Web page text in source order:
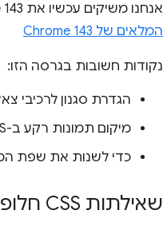
אנחנו משיקים עכשיו את Chrome 143, ובמאמר הזה נסביר על כמה מהתכונות העיקריות של הגרסה.
המלאים של Chrome 143
נקודות חשובות בגרסה הזו:
הגדרת סגנון לרכיבי
מיקום תמונות רקע ב-CSS
כדי לשנות את שפת
שאילתות CSS חלופיות מוצמדות לקונטיינר